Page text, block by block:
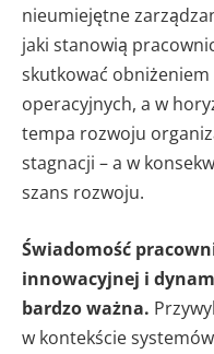
nieumiejętne
jaki stanowią
skutkować obniżeniem
operacyjnych, a w
tempa rozwoju
stagnacji – a w
szans rozwoju.
Świadomość
innowacyjnej i
bardzo ważna.
w kontekście